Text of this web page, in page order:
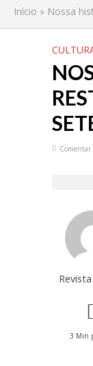
Início » Nossa
Comentar
3 Min